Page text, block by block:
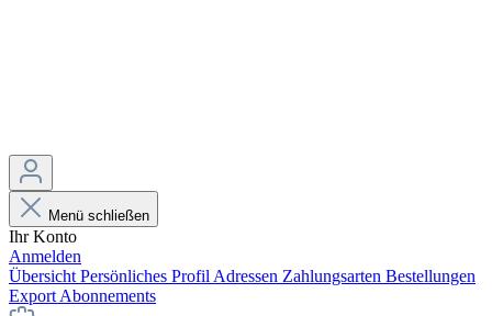
Menü schließen
Ihr Konto
Anmelden
Übersicht Persönliches Profil Adressen Zahlungsarten Bestellungen
Export Abonnements